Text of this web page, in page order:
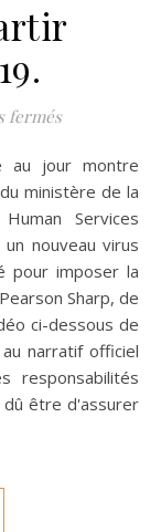
ferméssur Le Dr
ministère de la
Services
nouveau virus
pour imposer la
Sharp, de
ci-dessous de
narratif officiel
responsabilités
être d'assurer